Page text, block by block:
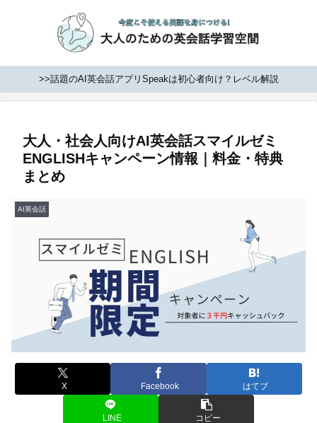
>>話題のAI英会話アプリSpeakは初心者向け？レベル解説
大人・社会人向けAI英会話スマイルゼミ
ENGLISHキャンペーン情報｜料金・特典
まとめ
AI英会話
X Facebook はてブ
LINE コピー